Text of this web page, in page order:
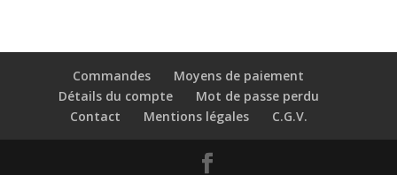
Commandes
Moyens de paiement
Détails du compte
Mot de passe perdu
Contact
Mentions légales C.G.V.